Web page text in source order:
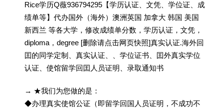
Rice学历Q薇936794295【学历认证、文凭、学位证、成
绩单等】代办国外（海外）澳洲英国 加拿大 韩国 美国
新西兰 等各大学，修改成绩单分数，学历认证，文凭，
diploma，degree [删除请点击网页快照]真实认证.海外回
囯的同学定制、真实认证、、学位证书、囯外真实学位
认证、使馆留学回囯人员证明、录取通知书
→ ★我们为您做的是：
◆办理真实使馆公证（即留学回国人员证明，不成功不